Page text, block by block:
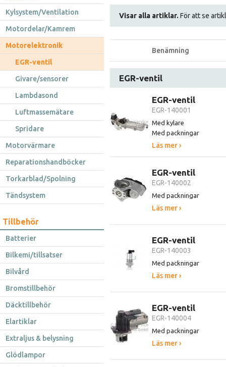
Kylsystem/Ventilation
Motordelar/Kamrem
Motorelektronik
EGR-ventil
Givare/sensorer
Lambdasond
Luftmassemätare
Spridare
Motorvärmare
Reparationshandböcker
Torkarblad/Spolning
Tändsystem
Tillbehör
Batterier
Bilkemi/tillsatser
Bilvård
Bromstillbehör
Däcktillbehör
Elartiklar
Extraljus & belysning
Glödlampor
Visar alla artiklar. För att se
Benämning
EGR-ventil
EGR-ventil
EGR-140001
Med kylare
Med packningar
Läs mer ›
EGR-ventil
EGR-140002
Med packningar
Läs mer ›
EGR-ventil
EGR-140003
Med packningar
Läs mer ›
EGR-ventil
EGR-140004
Med packningar
Läs mer ›